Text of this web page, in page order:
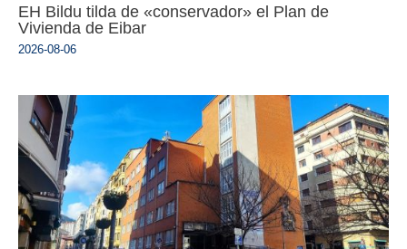
EH Bildu tilda de «conservador» el Plan de
Vivienda de Eibar
2026-08-06